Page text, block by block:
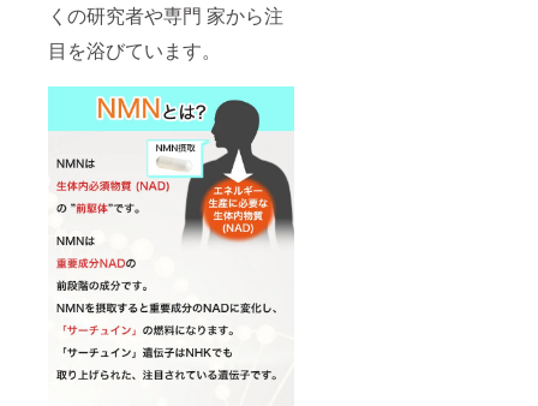
くの研究者や専門 家から注
目を浴びています。